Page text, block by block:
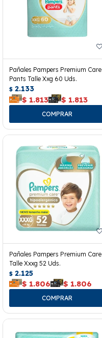
Pañales Pampers Premium Care
Pants Talle Xxg 60 Uds.
$ 2.133
$ 1.813 $ 1.813
Pañales Pampers Premium Care
Talle Xxxg 52 Uds.
$ 2.125
$ 1.806 $ 1.806